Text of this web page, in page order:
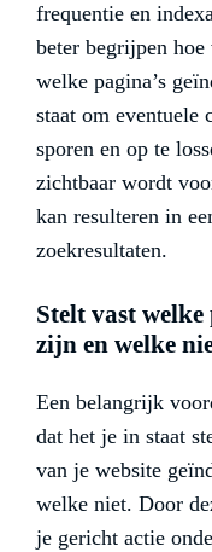
frequentie en
beter begrijpen
welke pagina’s
staat om eventuele
sporen en op te
zichtbaar wordt
kan resulteren in
zoekresultaten.
Stelt vast welke
zijn en welke
Een belangrijk
dat het je in staat
van je website
welke niet. Door
je gericht actie